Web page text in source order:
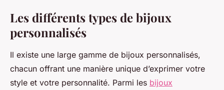
Les différents types de bijoux
personnalisés
Il existe une large gamme de bijoux personnalisés,
chacun offrant une manière unique d’exprimer votre
style et votre personnalité. Parmi les bijoux